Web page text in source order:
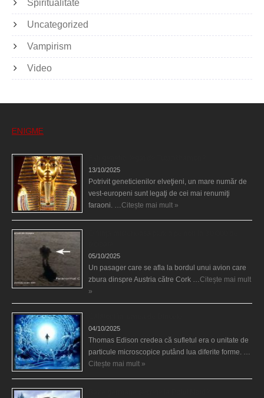
Spiritualitate
Uncategorized
Vampirism
Video
ENIGME
13/10/2025
Potrivit geneticienilor elveţieni, un mare număr de
vest-europeni sunt legaţi de cei mai renumiţi
faraoni. … Citește mai mult »
05/10/2025
Un pasager care se afla la bordul unui avion care
zbura dinspre Austria către Cork … Citește mai mult
»
04/10/2025
Thomas Edison credea că sufletul era o unitate de
particule microscopice putând lua diferite forme. …
Citește mai mult »